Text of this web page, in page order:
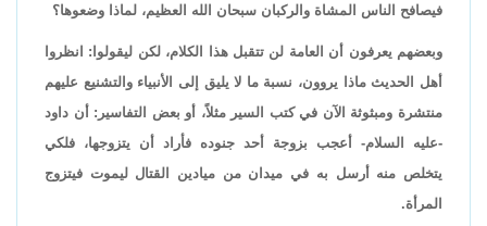
فيصافح الناس المشاة والركبان سبحان الله العظيم، لماذا وضعوها؟
وبعضهم يعرفون أن العامة لن تتقبل هذا الكلام، لكن ليقولوا: انظروا
أهل الحديث ماذا يروون، نسبة ما لا يليق إلى الأنبياء والتشنيع عليهم
منتشرة ومبثوثة الآن في كتب السير مثلاً، أو بعض التفاسير: أن داود
-عليه السلام- أعجب بزوجة أحد جنوده فأراد أن يتزوجها، فلكي
يتخلص منه أرسل به في ميدان من ميادين القتال ليموت فيتزوج
المرأة.